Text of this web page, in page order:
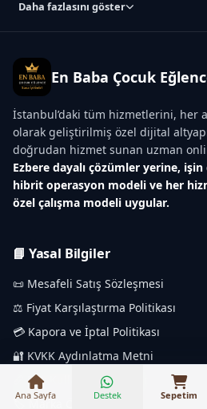
Daha fazlasını göster
En Baba Çocuk
İstanbul’daki tüm hizmetlerini, her
olarak geliştirilmiş özel dijital
doğrudan hizmet sunan uzman
Ezbere dayalı çözümler yerine,
hibrit operasyon modeli ve her
özel çalışma modeli uygular.
📘 Yasal Bilgiler
📜 Mesafeli Satış Sözleşmesi
⚖️ Fiyat Karşılaştırma Politikası
💳 Kapora ve İptal Politikası
🔐 KVKK Aydınlatma Metni
📏 Etik Kullanım Kuralları
🏷️ Marka Özellikleri
₺10.000 –
Ana Sayfa Destek Sepetim